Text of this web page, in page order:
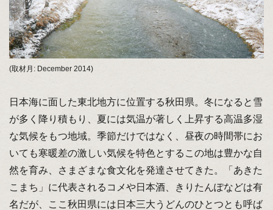
(取材月: December 2014)
日本海に面した東北地方に位置する秋田県。冬になると雪
が多く降り積もり、夏には気温が著しく上昇する高温多湿
な気候をもつ地域。季節だけではなく、昼夜の時間帯にお
いても寒暖差の激しい気候を特色とするこの地は豊かな自
然を育み、さまざまな食文化を発達させてきた。「あきた
こまち」に代表されるコメや日本酒、きりたんぽなどは有
名だが、ここ秋田県には日本三大うどんのひとつとも呼ば